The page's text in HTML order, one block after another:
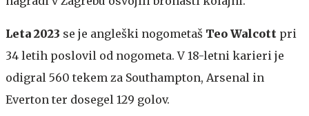
Leta 2023 se je angleški nogometaš Teo Walcott pri
34 letih poslovil od nogometa. V 18-letni karieri je
odigral 560 tekem za Southampton, Arsenal in
Everton ter dosegel 129 golov.